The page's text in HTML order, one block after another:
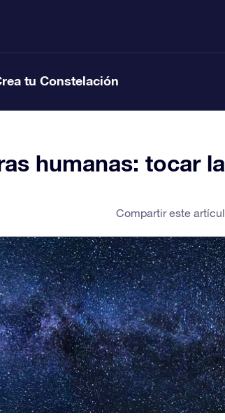
tu Constelación
humanas: tocar
Compartir este